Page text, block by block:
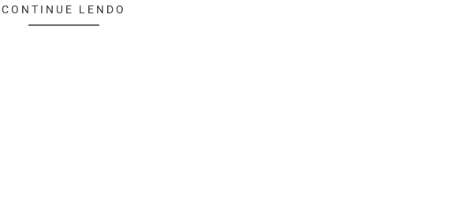
CONTINUE LENDO